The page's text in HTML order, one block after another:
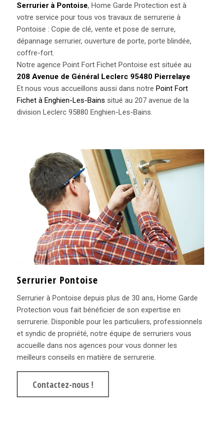
Serrurier à Pontoise, Home Garde Protection est à
votre service pour tous vos travaux de serrurerie à
Pontoise : Copie de clé, vente et pose de serrure,
dépannage serrurier, ouverture de porte, porte blindée,
coffre-fort.
Notre agence Point Fort Fichet Pontoise est située au
208 Avenue de Général Leclerc 95480 Pierrelaye
Et nous vous accueillons aussi dans notre Point Fort
Fichet à Enghien-Les-Bains situé au 207 avenue de la
division Leclerc 95880 Enghien-Les-Bains.
Serrurier Pontoise
Serrurier à Pontoise depuis plus de 30 ans, Home Garde
Protection vous fait bénéficier de son expertise en
serrurerie. Disponible pour les particuliers, professionnels
et syndic de propriété, notre équipe de serruriers vous
accueille dans nos agences pour vous donner les
meilleurs conseils en matière de serrurerie.
Contactez-nous !